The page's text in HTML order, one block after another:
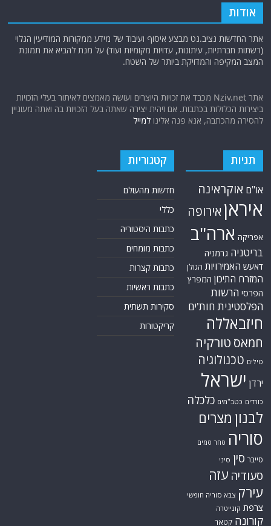
אודות
אתר החדשות נציב.נט מבצע איסוף ועיבוד של מידע ממקורות המודיעין הגלוי
(רשתות חברתיות, עיתונות, עדויות מקומיות ועוד) על מנת להביא את תמונת
המצב המקיפה והמדויקת ביותר של השטח.
אתר Nziv.net מכבד את זכויות היוצרים ועושה מאמצים לאיתור בעלי הזכויות
ביצירות הכלולות בכתבות. אם זיהית יצירה שאתה בעל הזכויות בה ואתה מעוניין
להסירה מהכתבה, אנא פנה אלינולמייל
תגיות
או"ם אוקראינה
איראן אירופה
אפריקה ארה"ב
בריטניה גרמניה
דאעש האמירויות הגולן
המזרח התיכון המפרץ
הפרסי הרשות
הפלסטינית חות'ים
חיזבאללה
חמאס טורקיה
טילים טכנולוגיה
ירדן ישראל
כורדים כטב"מים כלכלה
לבנון מצרים
סוריה סחר סמים
סייבר סין סיני
סעודיה עזה
עירק צבא סוריה חופשי
צרפת קונייטרה
קורונה קטאר
קטגוריות
חדשות מהעולם
כללי
כתבות היסטוריה
כתבות מומחים
כתבות קצרות
כתבות ראשיות
סקירות תשתית
קריקטורות